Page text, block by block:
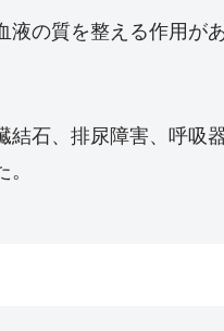
の質を整える作用が
石、排尿障害、呼吸